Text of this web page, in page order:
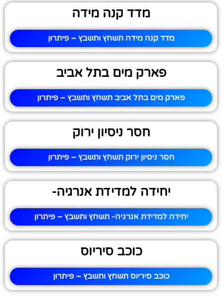
מדד קנה מידה
מדד קנה מידה תשחץ ותשבץ – פיתרון
פארק מים בתל אביב
פארק מים בתל אביב תשחץ ותשבץ – פיתרון
חסר ניסיון ירוק
חסר ניסיון ירוק תשחץ ותשבץ – פיתרון
יחידה למדידת אנרגיה-
יחידה למדידת אנרגיה- תשחץ ותשבץ – פיתרון
כוכב סיריוס
כוכב סיריוס תשחץ ותשבץ – פיתרון